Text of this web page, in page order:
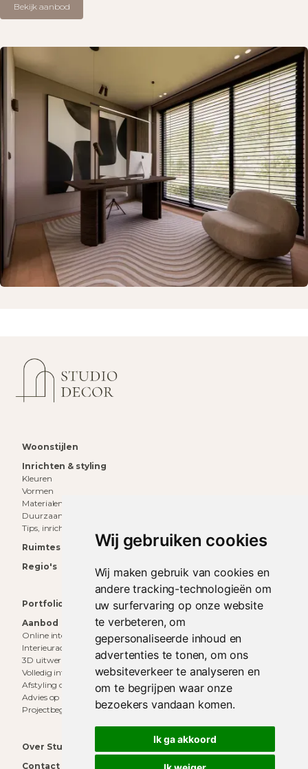
Wij gebruiken cookies
Wij maken gebruik van cookies en
andere tracking-technologieën om
uw surfervaring op onze website
te verbeteren, om
gepersonaliseerde inhoud en
advertenties te tonen, om ons
websiteverkeer te analyseren en
om te begrijpen waar onze
bezoekers vandaan komen.
Ik ga akkoord
Bekijk aanbod
Woonstijlen
Inrichten & styling
Kleuren
Vormen
Materialen
Duurzaam wonen
Tips, inrichting & inspiratie
Ruimtes
Regio's
Portfolio
Aanbod
Online interieuradvies
Interieuradvies aan huis
3D uitwerking
Volledig interieurontwerp
Afstyling op locatie
Advies op maat
Projectbegeleiding
Over Studio Decor
Contact